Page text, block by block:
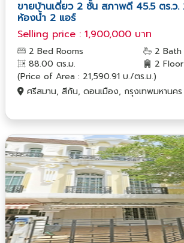
ขายบ้านเดี่ยว 2 ชั้น สภาพดี 45.5 ตร.ว
ห้องน้ำ 2 แอร์
Selling price : 1,900,000 บาท
2 Bed Rooms
2 Bath
88.00 ตร.ม.
2 Floor
(Price of Area : 21,590.91 บ./ตร.ม.)
ศรีสมาน, สีกัน, ดอนเมือง, กรุงเทพมหานคร